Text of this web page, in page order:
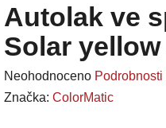
Autolak ve
Solar yellow
Průměrné
hodnocení
Neohodnoceno
Značka: ColorMatic